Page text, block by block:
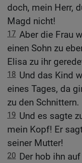
doch, mein Herr,
Magd nicht!
17 Aber die Frau
einen Sohn zu
Elisa zu ihr
18 Und das Kind
eines Tages, da
zu den Schnittern.
19 Und es sagte
mein Kopf! Er
seiner Mutter!
20 Der hob ihn